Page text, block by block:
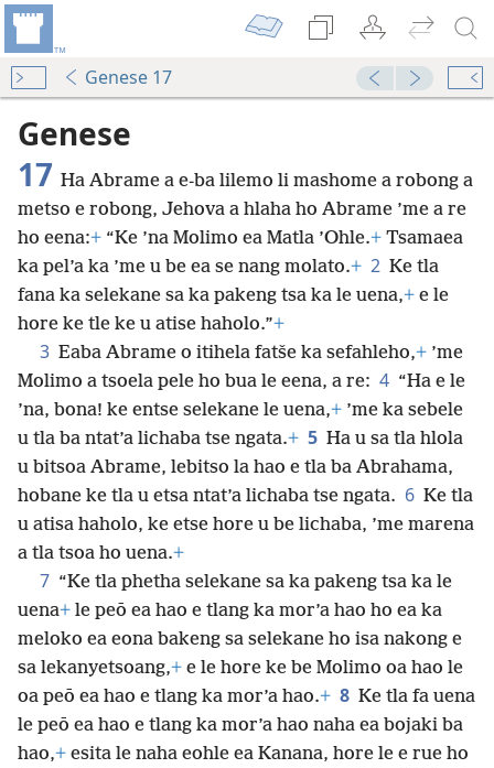
Genese 17
Genese
17 Ha Abrame a e-ba lilemo li mashome a robong a
metso e robong, Jehova a hlaha ho Abrame ’me a re
ho eena:+ “Ke ’na Molimo ea Matla ’Ohle.+ Tsamaea
ka pel’a ka ’me u be ea se nang molato.+ 2 Ke tla
fana ka selekane sa ka pakeng tsa ka le uena,+ e le
hore ke tle ke u atise haholo.”+
3 Eaba Abrame o itihela fatše ka sefahleho,+ ’me
Molimo a tsoela pele ho bua le eena, a re: 4 “Ha e le
’na, bona! ke entse selekane le uena,+ ’me ka sebele
u tla ba ntat’a lichaba tse ngata.+ 5 Ha u sa tla hlola
u bitsoa Abrame, lebitso la hao e tla ba Abrahama,
hobane ke tla u etsa ntat’a lichaba tse ngata. 6 Ke tla
u atisa haholo, ke etse hore u be lichaba, ’me marena
a tla tsoa ho uena.+
7 “Ke tla phetha selekane sa ka pakeng tsa ka le
uena+ le peō ea hao e tlang ka mor’a hao ho ea ka
meloko ea eona bakeng sa selekane ho isa nakong e
sa lekanyetsoang,+ e le hore ke be Molimo oa hao le
oa peō ea hao e tlang ka mor’a hao.+ 8 Ke tla fa uena
le peō ea hao e tlang ka mor’a hao naha ea bojaki ba
hao,+ esita le naha eohle ea Kanana, hore le e rue ho